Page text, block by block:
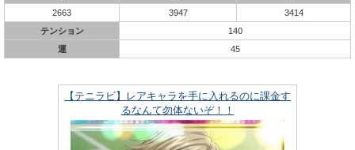
2663
3947
3414
テンション
140
運
45
【テニラビ】レアキャラを手に入れるのに課金す
るなんて勿体ないぞ！！